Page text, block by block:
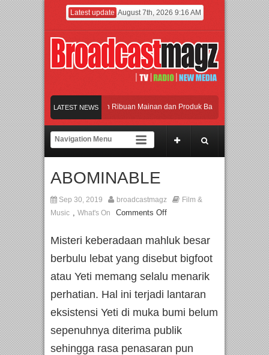
Latest update August 7th, 2026 9:16 AM
LATEST NEWS
Jakarta dengan Ribuan Mainan dan Produk Bayi dari Seluruh Dunia,
Gerbang Inovasi dan Peluang Bisnis Industri Gifts dan Housewares Asia
Perpaduan Warisan Dan Semangat Lokal, BIRKENSTOCK INDONESIA
Jakarta dengan Ribuan Mainan dan Produk Bayi dari Seluruh Dunia,
ABOMINABLE
Sep 30, 2019 broadcastmagz
Film &
Music , What's On Comments Off
Misteri keberadaan mahluk besar
berbulu lebat yang disebut bigfoot
atau Yeti memang selalu menarik
perhatian. Hal ini terjadi lantaran
eksistensi Yeti di muka bumi belum
sepenuhnya diterima publik
sehingga rasa penasaran pun